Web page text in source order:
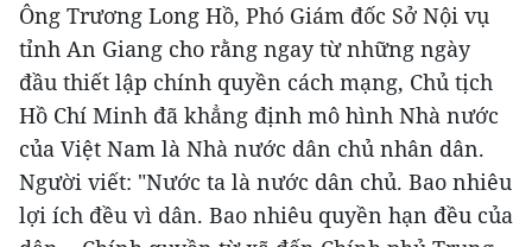
Ông Trương Long Hồ, Phó Giám đốc Sở Nội vụ
tỉnh An Giang cho rằng ngay từ những ngày
đầu thiết lập chính quyền cách mạng, Chủ tịch
Hồ Chí Minh đã khẳng định mô hình Nhà nước
của Việt Nam là Nhà nước dân chủ nhân dân.
Người viết: "Nước ta là nước dân chủ. Bao nhiêu
lợi ích đều vì dân. Bao nhiêu quyền hạn đều của